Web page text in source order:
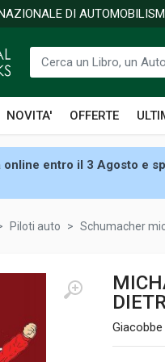
DI
NOVITA' OFFERTE
entro il 3 Agosto e
Piloti auto Schumacher